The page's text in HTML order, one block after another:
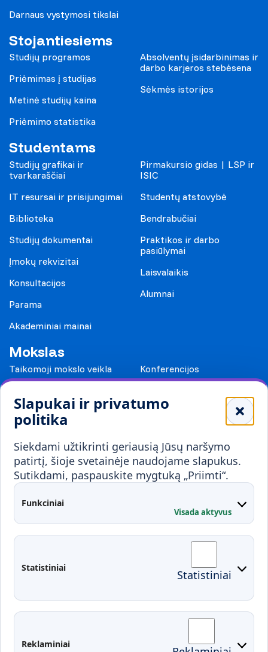
Slapukai ir privatumo
politika
Siekdami užtikrinti geriausią Jūsų naršymo
patirtį, šioje svetainėje naudojame slapukus.
Sutikdami, paspauskite mygtuką „Priimti“.
Funkciniai
Visada aktyvus
Statistiniai Statistiniai
Reklaminiai
Darnaus vystymosi tikslai
Stojantiesiems
Studijų programos
Priėmimas į studijas
Metinė studijų kaina
Priėmimo statistika
Absolventų įsidarbinimas ir
darbo karjeros stebėsena
Sėkmės istorijos
Studentams
Studijų grafikai ir
tvarkaraščiai
IT resursai ir prisijungimai
Biblioteka
Studijų dokumentai
Įmokų rekvizitai
Konsultacijos
Parama
Akademiniai mainai
Pirmakursio gidas | LSP ir
ISIC
Studentų atstovybė
Bendrabučiai
Praktikos ir darbo
pasiūlymai
Laisvalaikis
Alumnai
Mokslas
Taikomoji mokslo veikla
Konferencijos
Mokykloms
Visuomenei ir verslui
Mokymai ir konsultavimas
Partnerystės
Karjera
Kontaktai
Administracija
Fakultetai
Studentų atstovybė
Moodle
EDINA
Pasirengimas ekstremaliai